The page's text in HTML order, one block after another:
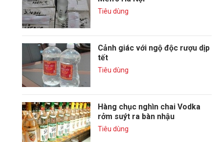
Tiêu dùng
Cảnh giác với ngộ độc rượu dịp
tết
Tiêu dùng
Hàng chục nghìn chai Vodka
rởm suýt ra bàn nhậu
Tiêu dùng